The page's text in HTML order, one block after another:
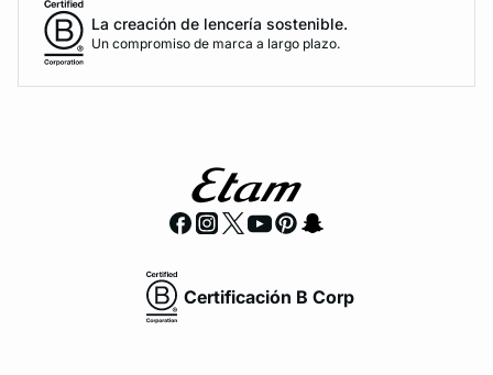
La creación de lencería sostenible.
Un compromiso de marca a largo plazo.
Certificación B Corp